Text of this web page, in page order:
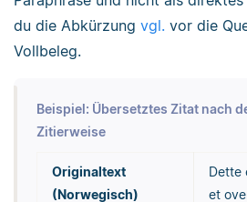
du die Abkürzung vgl. vor die
Vollbeleg.
Beispiel: Übersetztes Zitat nach
Zitierweise
Originaltext
(Norwegisch)
Dette
et